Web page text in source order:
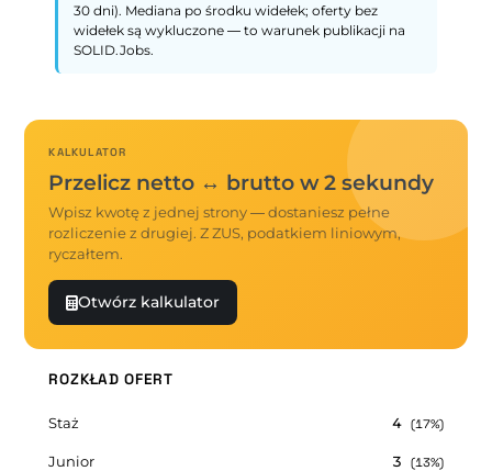
30 dni). Mediana po środku widełek; oferty bez
widełek są wykluczone — to warunek publikacji na
SOLID.Jobs.
KALKULATOR
Przelicz netto ↔ brutto w 2 sekundy
Wpisz kwotę z jednej strony — dostaniesz pełne
rozliczenie z drugiej. Z ZUS, podatkiem liniowym,
ryczałtem.
Otwórz kalkulator
ROZKŁAD OFERT
Staż 4 (17%)
Junior 3 (13%)